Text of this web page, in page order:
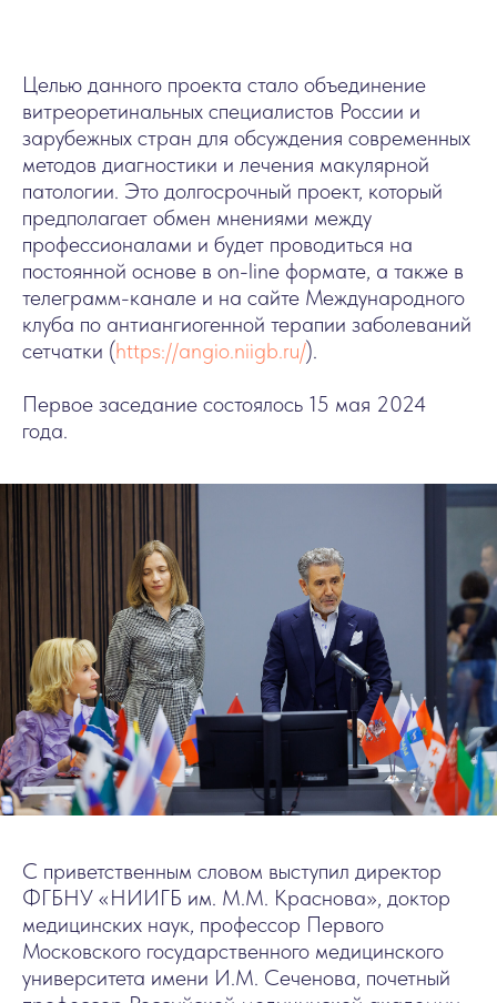
Целью данного проекта стало объединение
витреоретинальных специалистов России и
зарубежных стран для обсуждения современных
методов диагностики и лечения макулярной
патологии. Это долгосрочный проект, который
предполагает обмен мнениями между
профессионалами и будет проводиться на
постоянной основе в on-line формате, а также в
телеграмм-канале и на сайте Международного
клуба по антиангиогенной терапии заболеваний
сетчатки (https://angio.niigb.ru/).
Первое заседание состоялось 15 мая 2024
года.
С приветственным словом выступил директор
ФГБНУ «НИИГБ им. М.М. Краснова», доктор
медицинских наук, профессор Первого
Московского государственного медицинского
университета имени И.М. Сеченова, почетный